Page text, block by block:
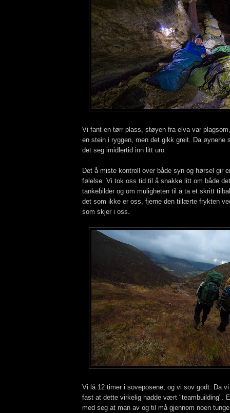
Vi fant en tørr plass, støyen fra elva var
en stein i ryggen, men det gikk greit. Da øynene
det seg imidlertid inn litt uro.
Det å miste kontroll over både syn og hørsel gir
følelse. Vi tok oss tid til å snakke litt om både
tankebilder og om muligheten til å ta et skritt
det som ikke er oss, fjerne den tillærte frykten
som skjer i oss.
Vi lå 12 timer i soveposene, og vi sov godt. Da
fast at dette virkelig hadde vært "teambuilding".
med seg at man av og til må gjennom noen